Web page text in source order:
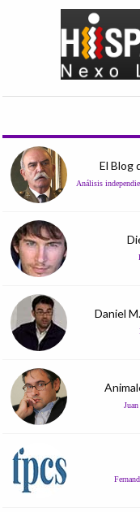
El Blog
Análisis
Daniel